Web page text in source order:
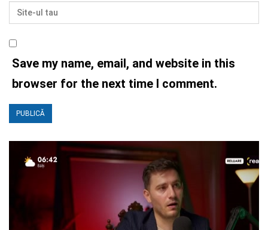
Save my name, email, and website in this
browser for the next time I comment.